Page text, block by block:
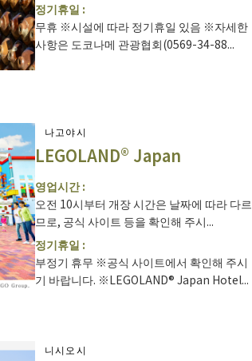
정기휴일 :
무휴 ※시설에 따라 정기휴일 있음 ※자세한
사항은 도코나메 관광협회(0569-34-88...
나고야시
LEGOLAND® Japan
영업시간 :
오전 10시부터 개장 시간은 날짜에 따라 다르
므로, 공식 사이트 등을 확인해 주시...
정기휴일 :
부정기 휴무 ※공식 사이트에서 확인해 주시
기 바랍니다. ※LEGOLAND® Japan Hotel...
니시오시